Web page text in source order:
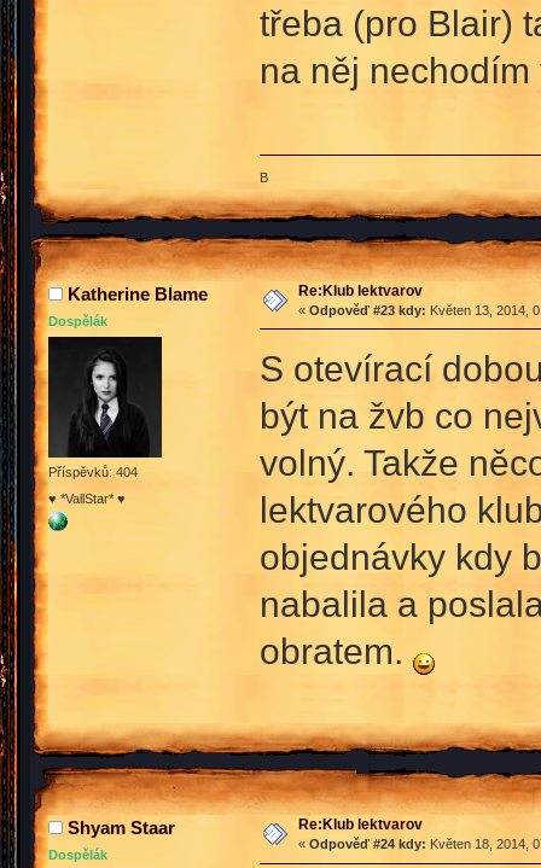
třeba (pro Blair)
na něj
B
Katherine Blame
Dospělák
Příspěvků: 404
♥ *VallStar* ♥
Re:Klub lektvarov
« Odpověď #23 kdy: Květen 13, 2014,
S otevírací
být na žvb co
volný. Takže
lektvarového
objednávky kdy
nabalila a
obratem.
Shyam Staar
Dospělák
Re:Klub lektvarov
« Odpověď #24 kdy: Květen 18, 2014,